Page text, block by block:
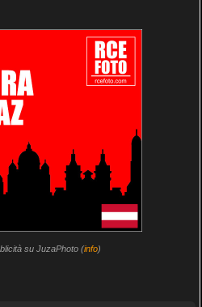
su JuzaPhoto (info)